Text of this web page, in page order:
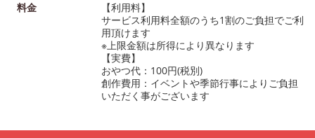
料金
【利用料】
サービス利用料全額のうち1割のご負担でご利
用頂けます
※上限金額は所得により異なります
【実費】
おやつ代：100円(税別)
創作費用：イベントや季節行事によりご負担
いただく事がございます